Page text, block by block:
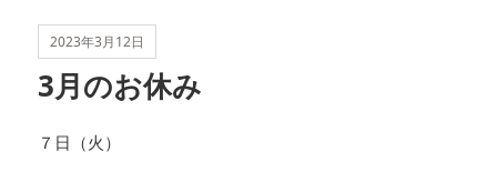
ー
2023年3月12日
3月のお休み
７日（火）